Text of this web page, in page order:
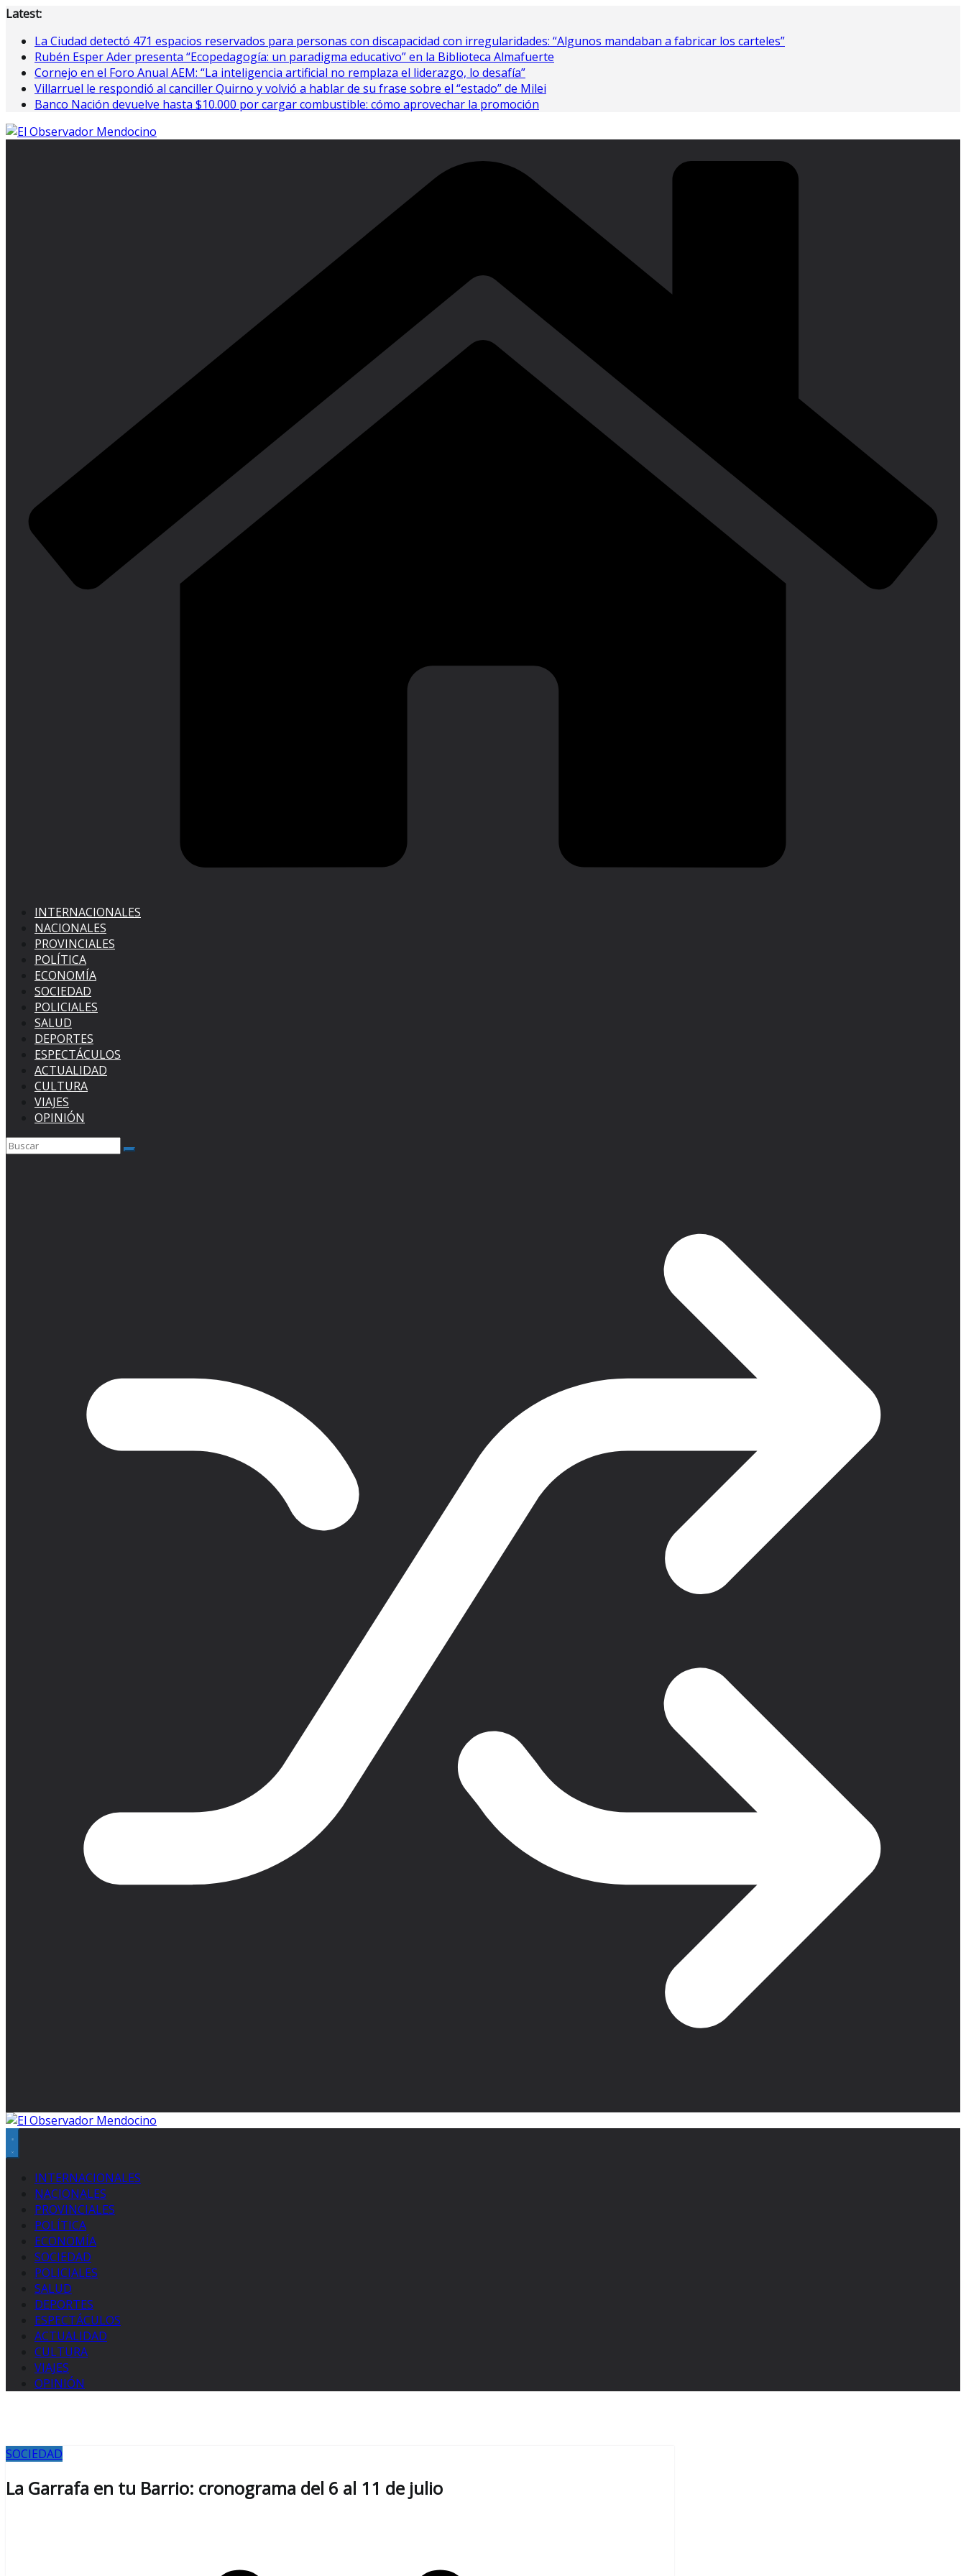
Saltar
contenido
Latest:
La Ciudad detectó 471 espacios reservados para personas con discapacidad con irregularidades: “Algunos mandaban a fabricar los carteles”
Rubén Esper Ader presenta “Ecopedagogía: un paradigma educativo” en la Biblioteca Almafuerte
Cornejo en el Foro Anual AEM: “La inteligencia artificial no remplaza el liderazgo, lo desafía”
Villarruel le respondió al canciller Quirno y volvió a hablar de su frase sobre el “estado” de Milei
Banco Nación devuelve hasta $10.000 por cargar combustible: cómo aprovechar la promoción
INTERNACIONALES
NACIONALES
PROVINCIALES
POLÍTICA
ECONOMÍA
SOCIEDAD
POLICIALES
SALUD
DEPORTES
ESPECTÁCULOS
ACTUALIDAD
CULTURA
VIAJES
OPINIÓN
INTERNACIONALES
NACIONALES
PROVINCIALES
POLÍTICA
ECONOMÍA
SOCIEDAD
POLICIALES
SALUD
DEPORTES
ESPECTÁCULOS
ACTUALIDAD
CULTURA
VIAJES
OPINIÓN
SOCIEDAD
La Garrafa en tu Barrio: cronograma del 6 al 11 de julio